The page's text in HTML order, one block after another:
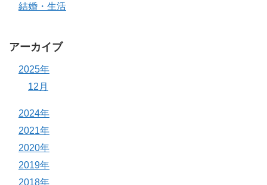
結婚・生活
アーカイブ
2025年
12月
2024年
2021年
2020年
2019年
2018年